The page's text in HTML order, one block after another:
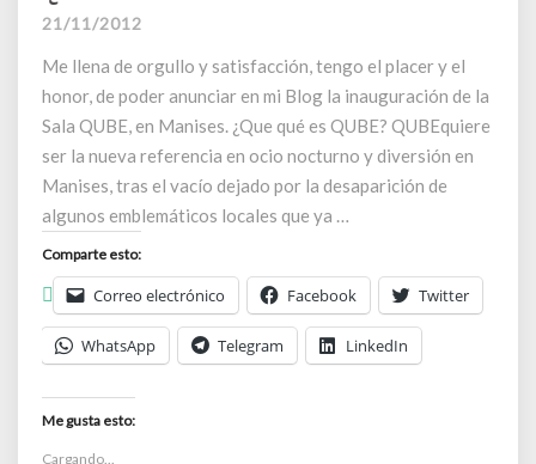
21/11/2012
Me llena de orgullo y satisfacción, tengo el placer y el
honor, de poder anunciar en mi Blog la inauguración de la
Sala QUBE, en Manises. ¿Que qué es QUBE? QUBEquiere
ser la nueva referencia en ocio nocturno y diversión en
Manises, tras el vacío dejado por la desaparición de
algunos emblemáticos locales que ya …
Comparte esto:
Correo electrónico Facebook Twitter
WhatsApp Telegram LinkedIn
Me gusta esto:
Cargando...